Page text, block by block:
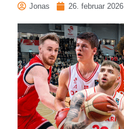
Jonas 26. februar 2026